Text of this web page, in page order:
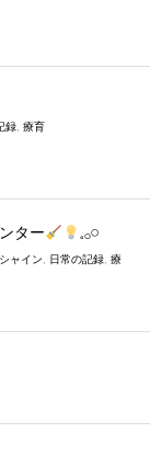
録, 療育
ター 𓈒𓂂𓏸
ャイン 日常の記録 療